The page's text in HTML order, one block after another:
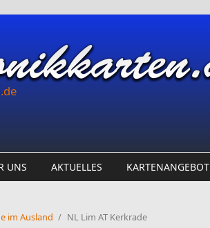
UNS AKTUELLES KARTENANGEBOT
im Ausland / NL Lim AT Kerkrade